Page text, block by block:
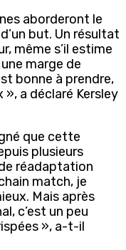
aborderont le
but. Un résultat
même s’il estime
marge de
bonne à prendre,
», a déclaré Kersley
que cette
plusieurs
réadaptation
match, je
Mais après
c’est un peu
», a-t-il